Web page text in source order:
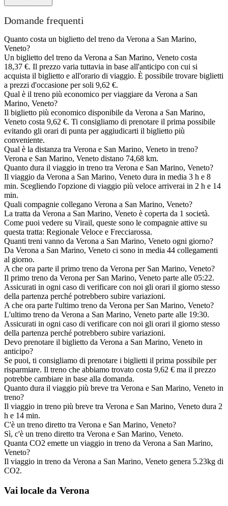
Domande frequenti
Quanto costa un biglietto del treno da Verona a San Marino,
Veneto?
Un biglietto del treno da Verona a San Marino, Veneto costa
18,37 €. Il prezzo varia tuttavia in base all'anticipo con cui si
acquista il biglietto e all'orario di viaggio. È possibile trovare biglietti
a prezzi d'occasione per soli 9,62 €.
Qual è il treno più economico per viaggiare da Verona a San
Marino, Veneto?
Il biglietto più economico disponibile da Verona a San Marino,
Veneto costa 9,62 €. Ti consigliamo di prenotare il prima possibile
evitando gli orari di punta per aggiudicarti il biglietto più
conveniente.
Qual è la distanza tra Verona e San Marino, Veneto in treno?
Verona e San Marino, Veneto distano 74,68 km.
Quanto dura il viaggio in treno tra Verona e San Marino, Veneto?
Il viaggio da Verona a San Marino, Veneto dura in media 3 h e 8
min. Scegliendo l'opzione di viaggio più veloce arriverai in 2 h e 14
min.
Quali compagnie collegano Verona a San Marino, Veneto?
La tratta da Verona a San Marino, Veneto è coperta da 1 società.
Come puoi vedere su Virail, queste sono le compagnie attive su
questa tratta: Regionale Veloce e Frecciarossa.
Quanti treni vanno da Verona a San Marino, Veneto ogni giorno?
Da Verona a San Marino, Veneto ci sono in media 44 collegamenti
al giorno.
A che ora parte il primo treno da Verona per San Marino, Veneto?
Il primo treno da Verona per San Marino, Veneto parte alle 05:22.
Assicurati in ogni caso di verificare con noi gli orari il giorno stesso
della partenza perché potrebbero subire variazioni.
A che ora parte l'ultimo treno da Verona per San Marino, Veneto?
L'ultimo treno da Verona a San Marino, Veneto parte alle 19:30.
Assicurati in ogni caso di verificare con noi gli orari il giorno stesso
della partenza perché potrebbero subire variazioni.
Devo prenotare il biglietto da Verona a San Marino, Veneto in
anticipo?
Se puoi, ti consigliamo di prenotare i biglietti il prima possibile per
risparmiare. Il treno che abbiamo trovato costa 9,62 € ma il prezzo
potrebbe cambiare in base alla domanda.
Quanto dura il viaggio più breve tra Verona e San Marino, Veneto in
treno?
Il viaggio in treno più breve tra Verona e San Marino, Veneto dura 2
h e 14 min.
C'è un treno diretto tra Verona e San Marino, Veneto?
Sì, c'è un treno diretto tra Verona e San Marino, Veneto.
Quanta CO2 emette un viaggio in treno da Verona a San Marino,
Veneto?
Il viaggio in treno da Verona a San Marino, Veneto genera 5.23kg di
CO2.
Vai locale da Verona